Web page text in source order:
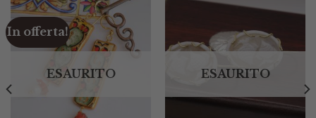
In offerta!
ESAURITO ESAURITO